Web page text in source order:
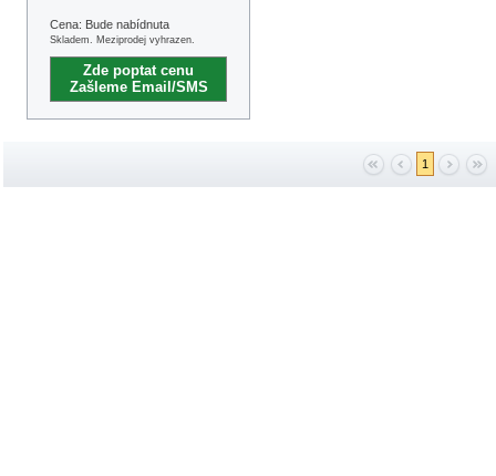
Cena: Bude nabídnuta
Skladem. Meziprodej vyhrazen.
Zde poptat cenu
Zašleme Email/SMS
1